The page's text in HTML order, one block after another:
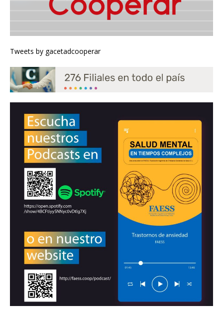
Tweets by gacetadcooperar